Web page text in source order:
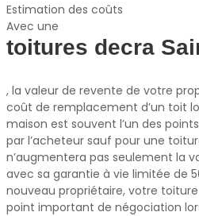
Estimation des coûts
Avec une
toitures decra
, la valeur de revente de votre
coût de remplacement d’un toit
maison est souvent l’un des
par l’acheteur sauf pour une
n’augmentera pas seulement la
avec sa garantie à vie limitée de
nouveau propriétaire, votre
point important de négociation